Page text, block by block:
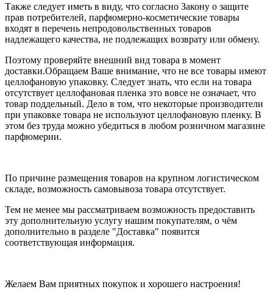
Также следует иметь в виду, что согласно Закону о защите
прав потребителей, парфюмерно-косметические товары
входят в перечень непродовольственных товаров
надлежащего качества, не подлежащих возврату или обмену.
Поэтому проверяйте внешний вид товара в момент
доставки.Обращаем Ваше внимание, что не все товары имеют
целлофановую упаковку. Следует знать, что если на товара
отсутствует целлофановая пленка это вовсе не означает, что
товар поддельный. Дело в том, что некоторые производители
при упаковке товара не используют целлофановую пленку. В
этом без труда можно убедиться в любом розничном магазине
парфюмерии.
По причине размещения товаров на крупном логистическом
складе, возможность самовывоза товара отсутствует.
Тем не менее мы рассматриваем возможность предоставить
эту дополнительную услугу нашим покупателям, о чём
дополнительно в разделе "Доставка" появится
соответствующая информация.
Желаем Вам приятных покупок и хорошего настроения!